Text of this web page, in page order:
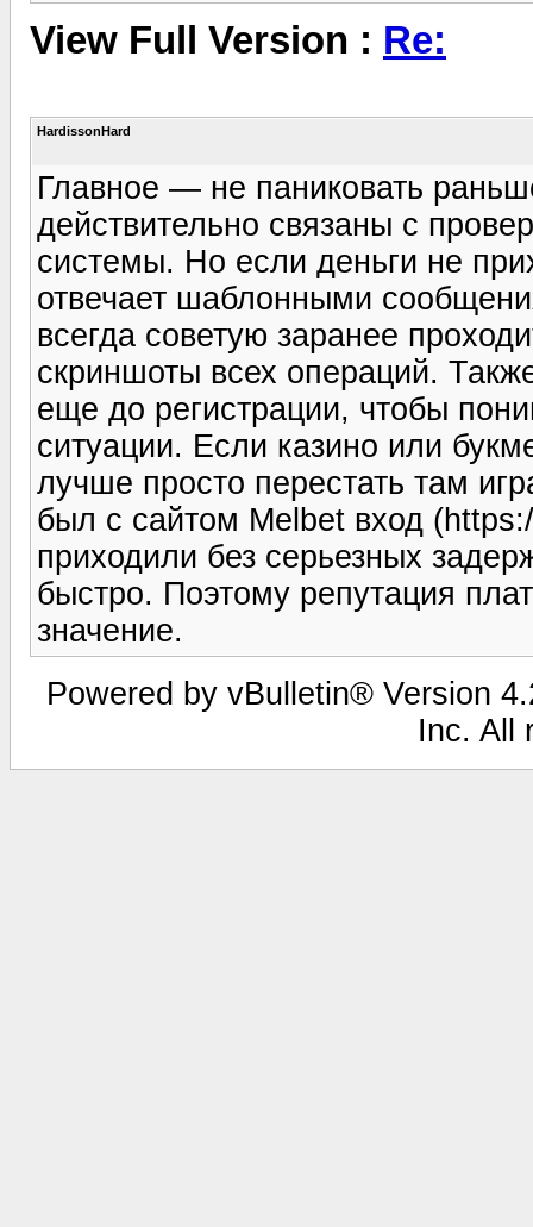
View Full Version : Re:
HardissonHard
Главное — не паниковать
действительно связаны с
системы. Но если деньги не
отвечает шаблонными
всегда советую заранее
скриншоты всех операций.
еще до регистрации, чтобы
ситуации. Если казино или
лучше просто перестать там
был с сайтом Melbet вход
приходили без серьезных
быстро. Поэтому репутация
значение.
Powered by vBulletin® Version
Inc. All